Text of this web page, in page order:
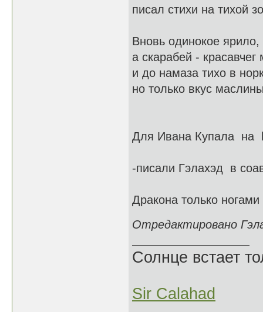
писал стихи на тихой
Вновь одинокое
а скарабей -
и до намаза тихо в
но только вкус
Для Ивана Купала на
-писали Гэлахэд в
Дракона только
Отредактировано
Солнце встает
Sir Calahad